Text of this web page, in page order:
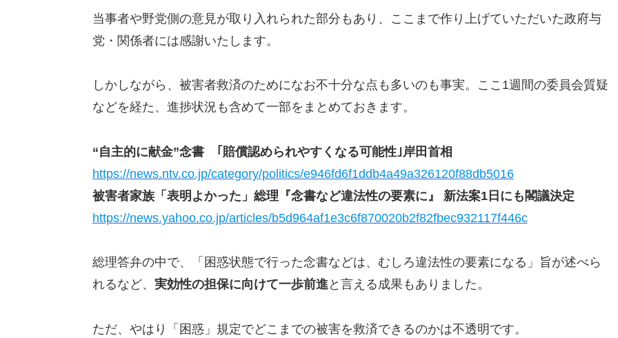
当事者や野党側の意見が取り入れられた部分もあり、ここまで作り上げていただいた政府与
党・関係者には感謝いたします。
しかしながら、被害者救済のためになお不十分な点も多いのも事実。ここ1週間の委員会質疑
などを経た、進捗状況も含めて一部をまとめておきます。
“自主的に献金”念書 ｢賠償認められやすくなる可能性｣岸田首相
https://news.ntv.co.jp/category/politics/e946fd6f1ddb4a49a326120f88db5016
被害者家族「表明よかった」総理『念書など違法性の要素に』 新法案1日にも閣議決定
https://news.yahoo.co.jp/articles/b5d964af1e3c6f870020b2f82fbec932117f446c
総理答弁の中で、「困惑状態で行った念書などは、むしろ違法性の要素になる」旨が述べら
れるなど、 実効性の担保に向けて一歩前進と言える成果もありました。
ただ、やはり「困惑」規定でどこまでの被害を救済できるのかは不透明です。